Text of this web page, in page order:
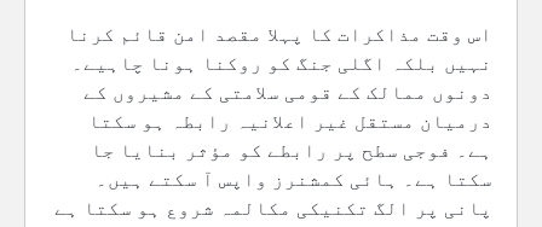
اس وقت مذاکرات کا پہلا مقصد امن قائم کرنا
نہیں بلکہ اگلی جنگ کو روکنا ہونا چاہیے۔
دونوں ممالک کے قومی سلامتی کے مشیروں کے
درمیان مستقل غیر اعلانیہ رابطہ ہو سکتا
ہے۔ فوجی سطح پر رابطے کو مؤثر بنایا جا
سکتا ہے۔ ہائی کمشنرز واپس آ سکتے ہیں۔
پانی پر الگ تکنیکی مکالمہ شروع ہو سکتا ہے